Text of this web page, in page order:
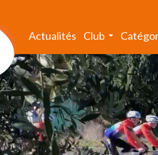
Actualités Club